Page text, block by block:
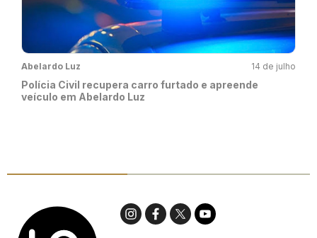
Abelardo Luz 14 de julho
Polícia Civil recupera carro furtado e apreende
veículo em Abelardo Luz